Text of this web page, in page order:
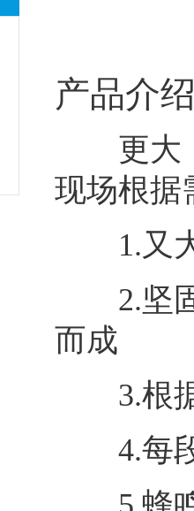
产品介
更大，
现场根据
1.又大
2.坚固
而成
3.根据
4.每段